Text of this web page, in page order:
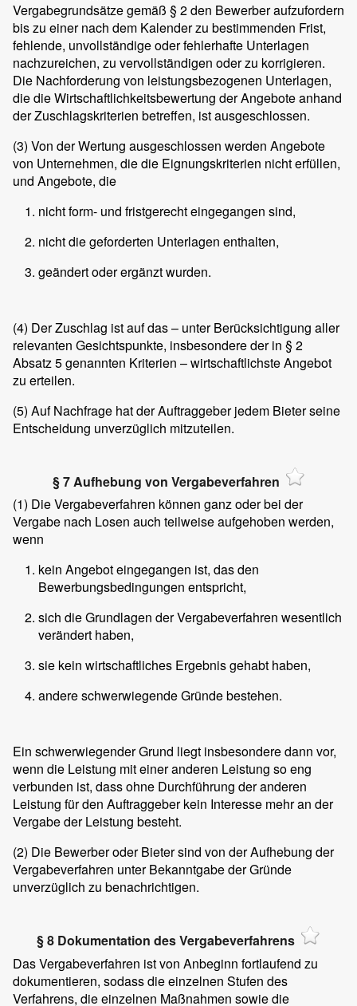
Vergabegrundsätze gemäß § 2 den Bewerber aufzufordern
bis zu einer nach dem Kalender zu bestimmenden Frist,
fehlende, unvollständige oder fehlerhafte Unterlagen
nachzureichen, zu vervollständigen oder zu korrigieren.
Die Nachforderung von leistungsbezogenen Unterlagen,
die die Wirtschaftlichkeitsbewertung der Angebote anhand
der Zuschlagskriterien betreffen, ist ausgeschlossen.
(3) Von der Wertung ausgeschlossen werden Angebote
von Unternehmen, die die Eignungskriterien nicht erfüllen,
und Angebote, die
nicht form- und fristgerecht eingegangen sind,
nicht die geforderten Unterlagen enthalten,
geändert oder ergänzt wurden.
(4) Der Zuschlag ist auf das – unter Berücksichtigung aller
relevanten Gesichtspunkte, insbesondere der in § 2
Absatz 5 genannten Kriterien – wirtschaftlichste Angebot
zu erteilen.
(5) Auf Nachfrage hat der Auftraggeber jedem Bieter seine
Entscheidung unverzüglich mitzuteilen.
§ 7 Aufhebung von Vergabeverfahren
(1) Die Vergabeverfahren können ganz oder bei der
Vergabe nach Losen auch teilweise aufgehoben werden,
wenn
kein Angebot eingegangen ist, das den
Bewerbungsbedingungen entspricht,
sich die Grundlagen der Vergabeverfahren wesentlich
verändert haben,
sie kein wirtschaftliches Ergebnis gehabt haben,
andere schwerwiegende Gründe bestehen.
Ein schwerwiegender Grund liegt insbesondere dann vor,
wenn die Leistung mit einer anderen Leistung so eng
verbunden ist, dass ohne Durchführung der anderen
Leistung für den Auftraggeber kein Interesse mehr an der
Vergabe der Leistung besteht.
(2) Die Bewerber oder Bieter sind von der Aufhebung der
Vergabeverfahren unter Bekanntgabe der Gründe
unverzüglich zu benachrichtigen.
§ 8 Dokumentation des Vergabeverfahrens
Das Vergabeverfahren ist von Anbeginn fortlaufend zu
dokumentieren, sodass die einzelnen Stufen des
Verfahrens, die einzelnen Maßnahmen sowie die